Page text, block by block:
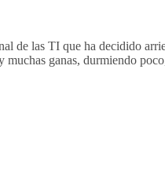
de las TI que ha decidido
muchas ganas, durmiendo